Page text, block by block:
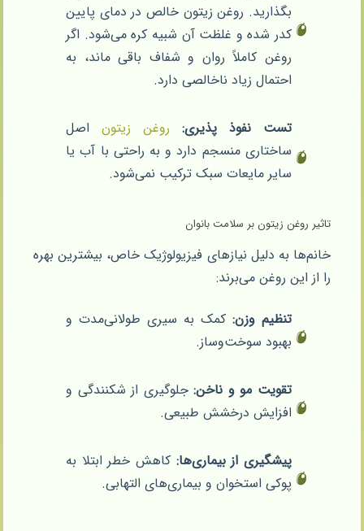
بگذارید. روغن زیتون خالص در دمای پایین
کدر شده و غلظت آن شبیه کره می‌شود. اگر
روغن کاملاً روان و شفاف باقی ماند، به
احتمال زیاد ناخالصی دارد.
تست نفوذ پذیری: روغن زیتوناصل
ساختاری منسجم دارد و به راحتی با آب یا
سایر مایعات سبک ترکیب نمی‌شود.
تاثیر روغن زیتون بر سلامت بانوان
خانم‌ها به دلیل نیازهای فیزیولوژیک خاص، بیشترین بهره
را از این روغن می‌برند:
تنظیم وزن: کمک به سیری طولانی‌مدت و
بهبود سوخت‌وساز.
تقویت مو و ناخن:جلوگیری از شکنندگی و
افزایش درخشش طبیعی.
پیشگیری از بیماری‌ها: کاهش خطر ابتلا به
پوکی استخوان و بیماری‌های التهابی.